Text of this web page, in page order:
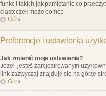
funkcji takich jak pamiętanie co
ciasteczek może pomóc.
Góra
Preferencje i ustawienia
Jak zmienić moje ustawienia?
Jeżeli jesteś zarejestrowanym
link zazwyczaj znajduje się na górze
Góra